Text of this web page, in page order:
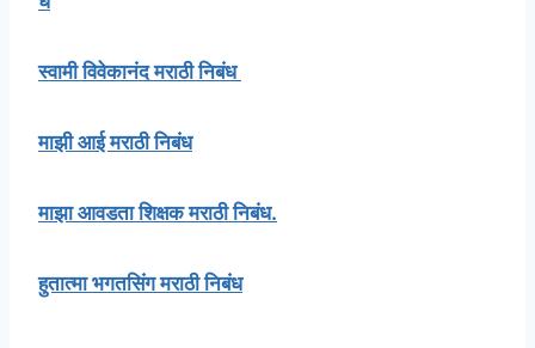
स्वामी विवेकानंद मराठी निबंध
माझी आई मराठी निबंध
माझा आवडता शिक्षक मराठी निबंध.
हुतात्मा भगतसिंग मराठी निबंध